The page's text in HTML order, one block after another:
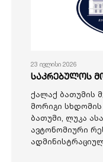
23 ივლისი 2026
საკრებულოს
ქალაქ ბათუმის
მორიგი სხდომის
ბათუმი, ლუკა
ავტონომიური